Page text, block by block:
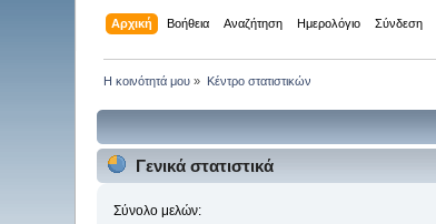
Αρχική Βοήθεια Αναζήτηση Ημερολόγιο Σύνδεση
Η κοινότητά μου » Κέντρο στατιστικών
Γενικά στατιστικά
Σύνολο μελών: